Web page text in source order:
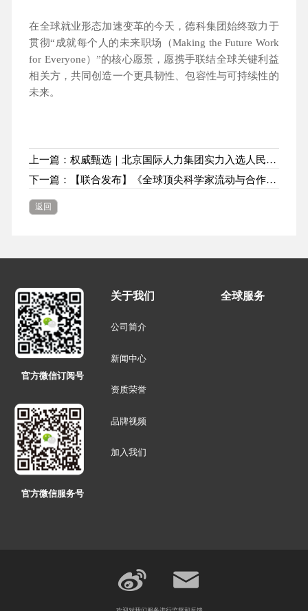
在全球就业形态加速变革的今天，德科集团始终致力于
贯彻“成就每个人的未来职场（Making the Future Work
for Everyone）”的核心愿景，愿携手联结全球关键利益
相关方，共同创造一个更具韧性、包容性与可持续性的
未来。
上一篇：权威甄选｜北京国际人力集团实力入选人民网“中国品牌日”展示品牌
下一篇：【联合发布】《全球顶尖科学家流动与合作报告2026》首发
返回
关于我们
公司简介
新闻中心
资质荣誉
品牌视频
加入我们
全球服务
官方微信订阅号
官方微信服务号